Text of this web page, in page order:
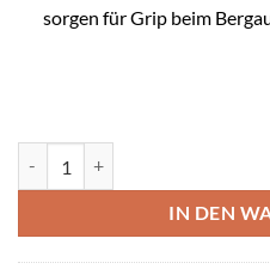
sorgen für Grip beim
IN DEN